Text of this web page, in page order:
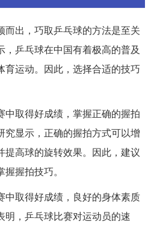
而出，巧取乒乓球的方法是至关
乒乓球在中国有着极高的普及
育运动。因此，选择合适的技巧
中取得好成绩，掌握正确的握拍
究显示，正确的握拍方式可以增
提高球的旋转效果。因此，建议
握拍技巧。
中取得好成绩，良好的身体素质
明，乒乓球比赛对运动员的速